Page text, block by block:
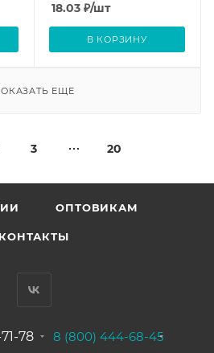
18.03₽/шт
В КОРЗИНУ
ЕЩЕ
3 20
ОПТОВИКАМ
КОНТАКТЫ
78 8 (800) 444-68-45